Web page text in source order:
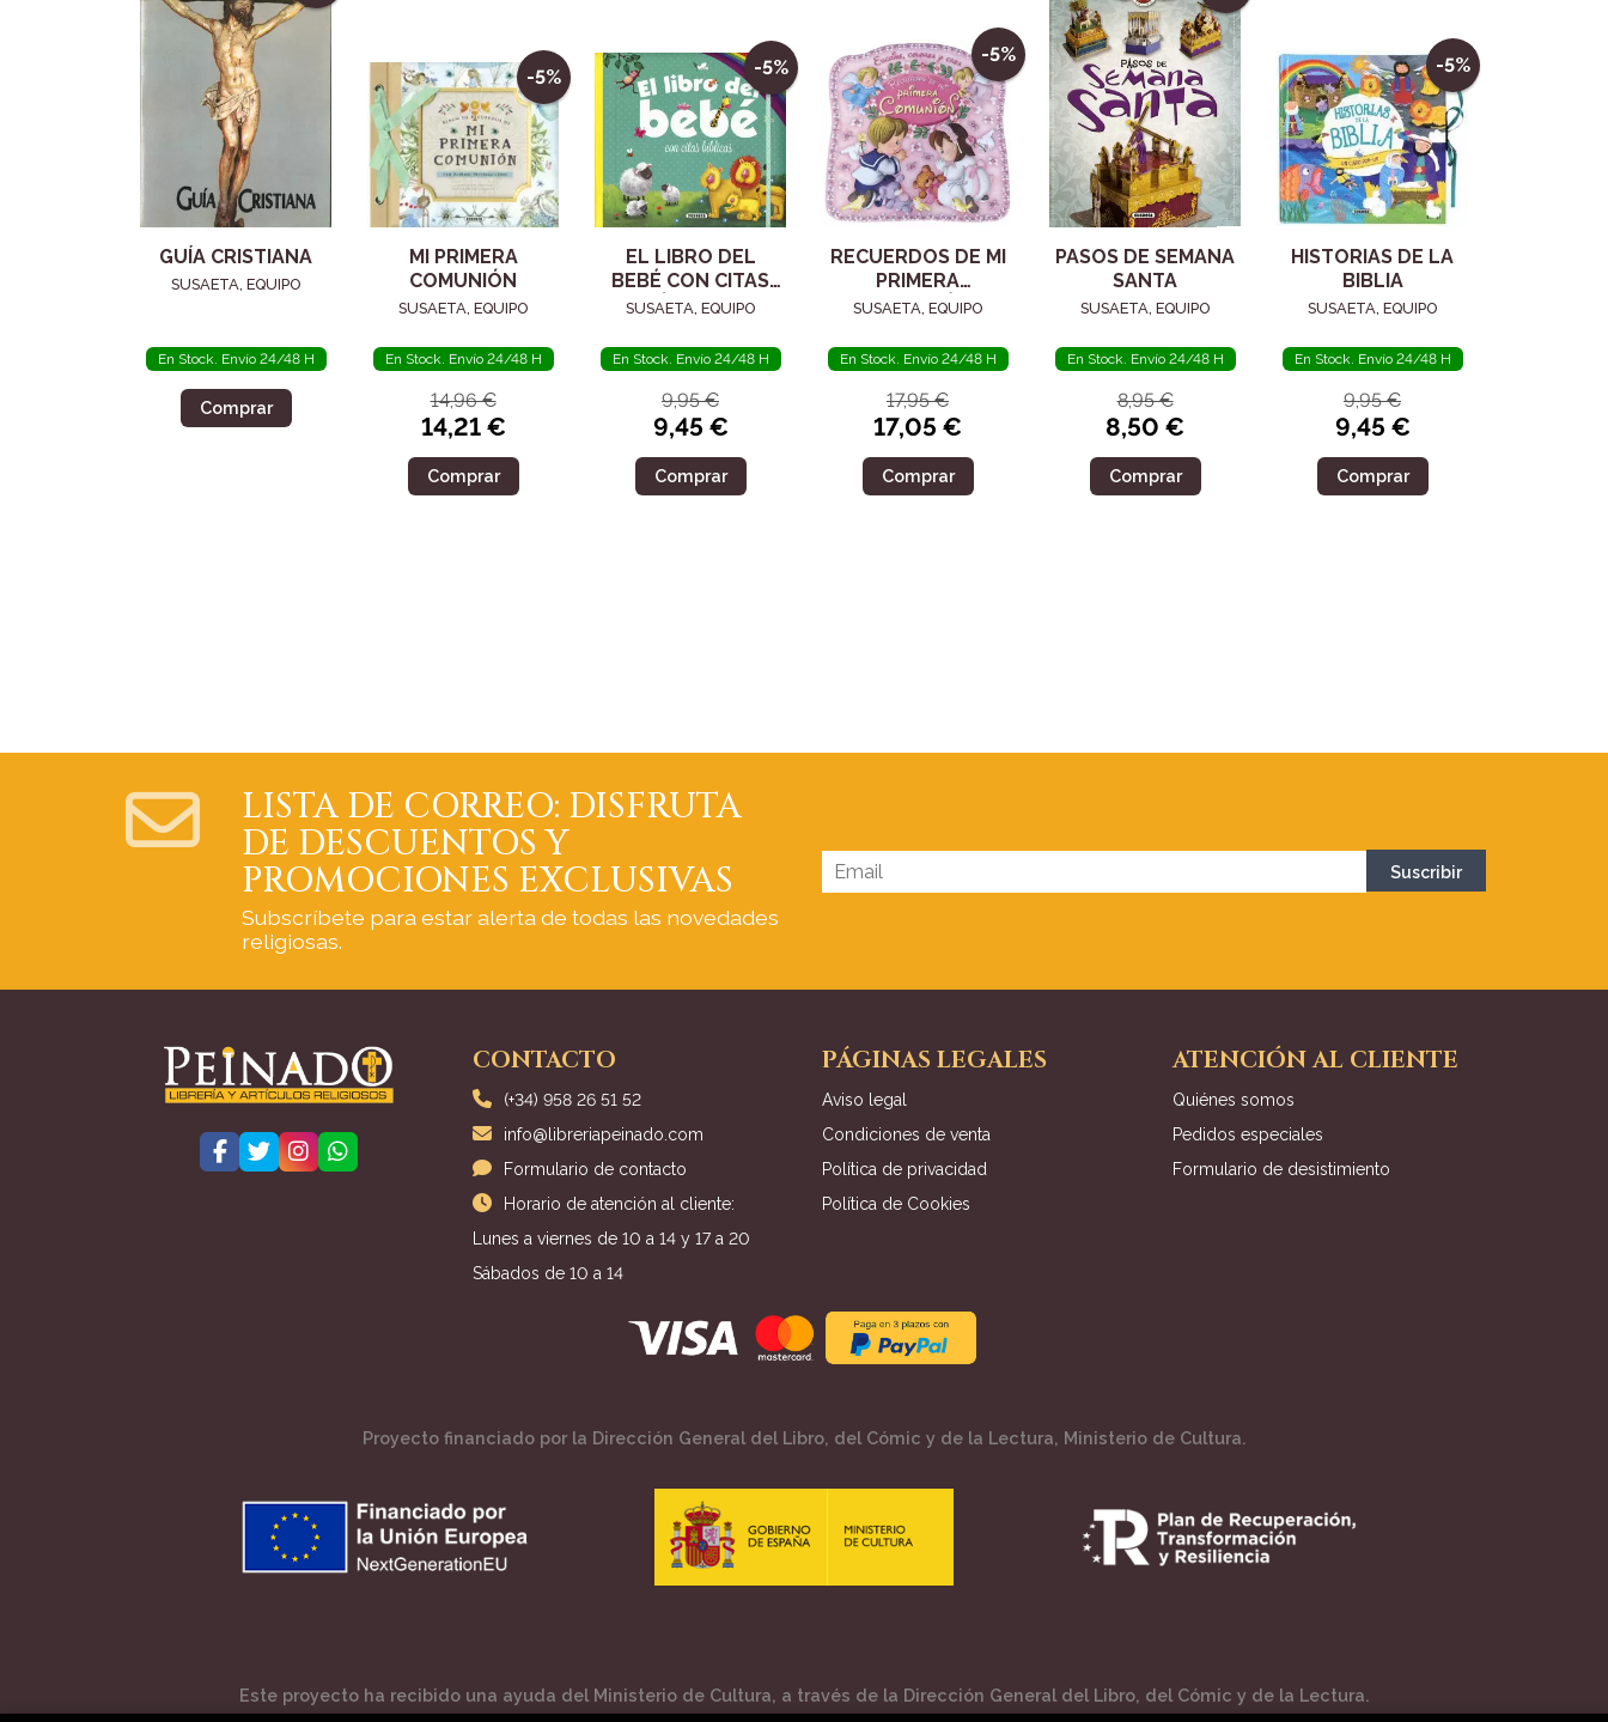
GUÍA CRISTIANA
SUSAETA, EQUIPO
En Stock. Envío 24/48 H
Comprar
-5%
MI PRIMERA
COMUNIÓN
SUSAETA, EQUIPO
En Stock. Envío 24/48 H
14,96 €
14,21 €
Comprar
-5%
EL LIBRO DEL
BEBÉ CON CITAS
BÍBLICAS
SUSAETA, EQUIPO
En Stock. Envío 24/48 H
9,95 €
9,45 €
Comprar
-5%
RECUERDOS DE MI
PRIMERA
COMUNIÓN
SUSAETA, EQUIPO
En Stock. Envío 24/48 H
17,95 €
17,05 €
Comprar
PASOS DE SEMANA
SANTA
SUSAETA, EQUIPO
En Stock. Envío 24/48 H
8,95 €
8,50 €
Comprar
-5%
HISTORIAS DE LA
BIBLIA
SUSAETA, EQUIPO
En Stock. Envío 24/48 H
9,95 €
9,45 €
Comprar
LISTA DE CORREO: DISFRUTA
DE DESCUENTOS Y
PROMOCIONES EXCLUSIVAS
Subscríbete para estar alerta de todas las novedades
religiosas.
CONTACTO
(+34) 958 26 51 52
info@libreriapeinado.com
Formulario de contacto
Horario de atención al cliente:
Lunes a viernes de 10 a 14 y 17 a 20
Sábados de 10 a 14
PÁGINAS LEGALES
Aviso legal
Condiciones de venta
Política de privacidad
Política de Cookies
ATENCIÓN AL CLIENTE
Quiénes somos
Pedidos especiales
Formulario de desistimiento
Proyecto financiado por la Dirección General del Libro, del Cómic y de la Lectura, Ministerio de Cultura.
Este proyecto ha recibido una ayuda del Ministerio de Cultura, a través de la Dirección General del Libro, del Cómic y de la Lectura.